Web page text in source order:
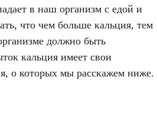
в наш организм с едой и
что чем больше кальция, тем
должно быть
кальция имеет свои
о которых мы расскажем ниже.